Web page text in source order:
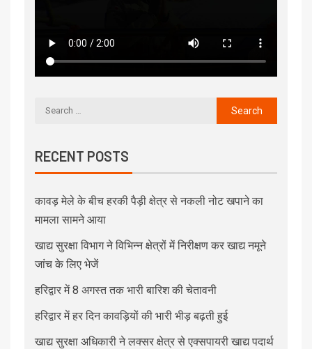
RECENT POSTS
कावड़ मेले के बीच हरकी पैड़ी क्षेत्र से नकली नोट खपाने का
मामला सामने आया
खाद्य सुरक्षा विभाग ने विभिन्न क्षेत्रों में निरीक्षण कर खाद्य नमूने
जांच के लिए भेजें
हरिद्वार में 8 अगस्त तक भारी बारिश की चेतावनी
हरिद्वार में हर दिन कावड़ियों की भारी भीड़ बढ़ती हुई
खाद्य सुरक्षा अधिकारी ने लक्सर क्षेत्र से एक्सपायरी खाद्य पदार्थ